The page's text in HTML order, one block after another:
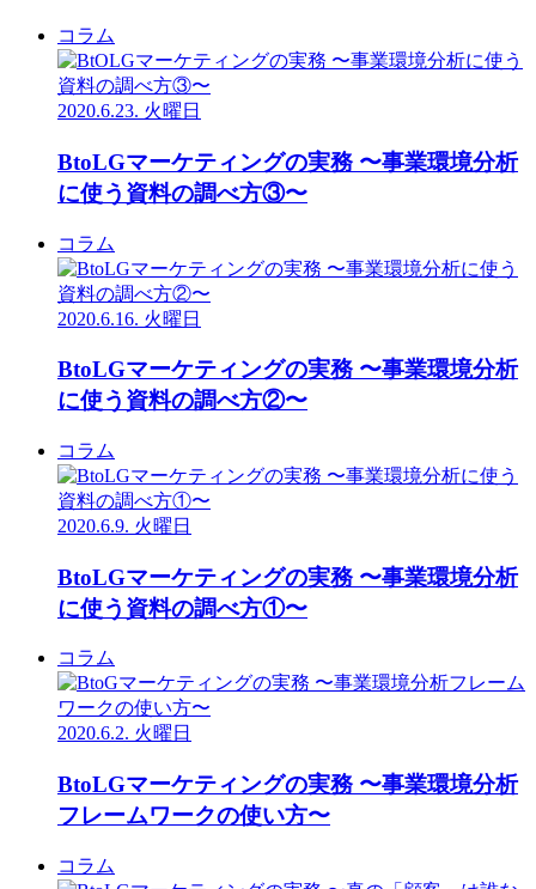
コラム
2020.6.23. 火曜日
BtoLGマーケティングの実務 〜事業環境分析
に使う資料の調べ方③〜
コラム
2020.6.16. 火曜日
BtoLGマーケティングの実務 〜事業環境分析
に使う資料の調べ方②〜
コラム
2020.6.9. 火曜日
BtoLGマーケティングの実務 〜事業環境分析
に使う資料の調べ方①〜
コラム
2020.6.2. 火曜日
BtoLGマーケティングの実務 〜事業環境分析
フレームワークの使い方〜
コラム